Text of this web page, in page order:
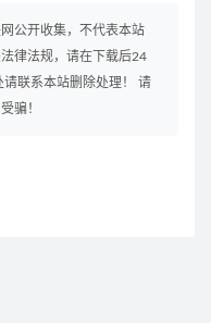
公开收集，不代表本站
律法规，请在下载后24
联系本站删除处理！ 请
骗！